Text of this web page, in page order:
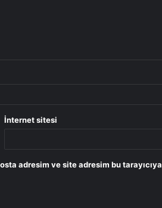
İnternet sitesi
adresim ve site adresim bu tarayıcıya